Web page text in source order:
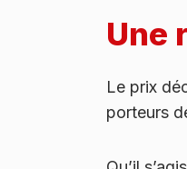
Une
Le prix
porteurs